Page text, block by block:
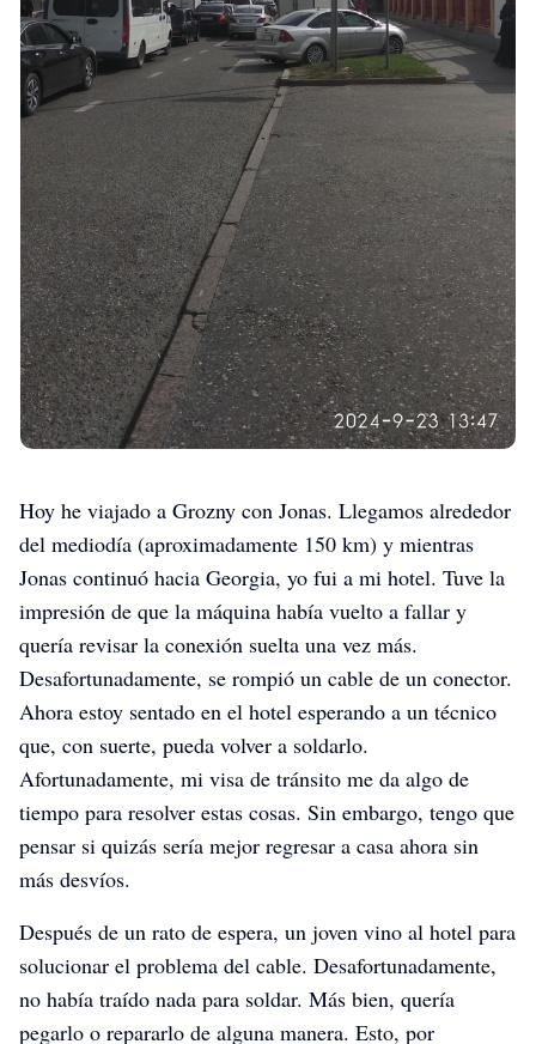
Hoy he viajado a Grozny con Jonas. Llegamos alrededor
del mediodía (aproximadamente 150 km) y mientras
Jonas continuó hacia Georgia, yo fui a mi hotel. Tuve la
impresión de que la máquina había vuelto a fallar y
quería revisar la conexión suelta una vez más.
Desafortunadamente, se rompió un cable de un conector.
Ahora estoy sentado en el hotel esperando a un técnico
que, con suerte, pueda volver a soldarlo.
Afortunadamente, mi visa de tránsito me da algo de
tiempo para resolver estas cosas. Sin embargo, tengo que
pensar si quizás sería mejor regresar a casa ahora sin
más desvíos.
Después de un rato de espera, un joven vino al hotel para
solucionar el problema del cable. Desafortunadamente,
no había traído nada para soldar. Más bien, quería
pegarlo o repararlo de alguna manera. Esto, por